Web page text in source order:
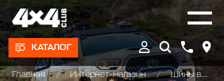
КАТАЛОГ
Главная Интернет-магазин
Шины всесезонные внедорожные